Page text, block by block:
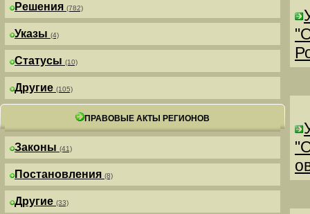
Решения (782)
Указы (4)
Статусы (10)
Другие (105)
ПРАВОВЫЕ АКТЫ РЕГИОНОВ
Законы (41)
Постановления (8)
Другие (33)